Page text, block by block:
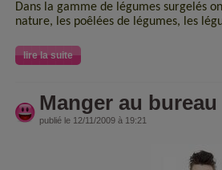
Dans la gamme de légumes surgelés
nature, les poêlées de légumes, les
lire la suite
Manger au bureau
publié le 12/11/2009 à 19:21